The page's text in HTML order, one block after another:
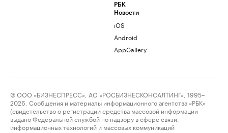
РБК
Новости
iOS
Android
AppGallery
© ООО «БИЗНЕСПРЕСС», АО «РОСБИЗНЕСКОНСАЛТИНГ», 1995–
2026. Сообщения и материалы информационного агентства «РБК»
(свидетельство о регистрации средства массовой информации
выдано Федеральной службой по надзору в сфере связи,
информационных технологий и массовых коммуникаций